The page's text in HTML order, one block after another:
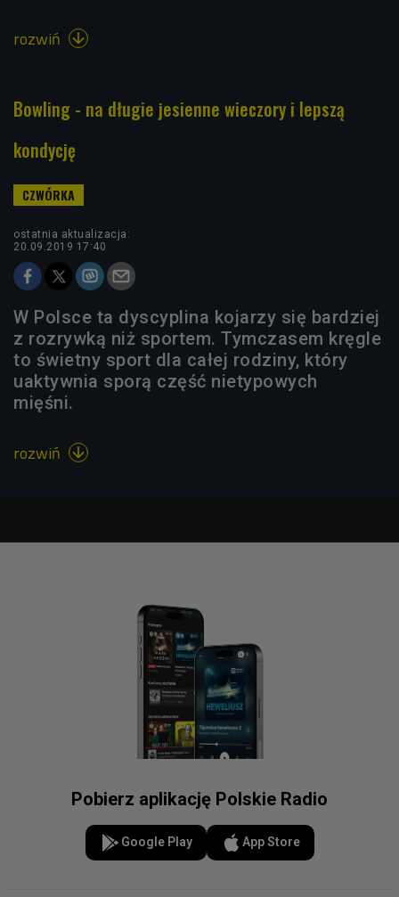
rozwiń 
Bowling - na długie jesienne wieczory i lepszą
kondycję
ostatnia aktualizacja:
20.09.2019 17:40
W Polsce ta dyscyplina kojarzy się bardziej
z rozrywką niż sportem. Tymczasem kręgle
to świetny sport dla całej rodziny, który
uaktywnia sporą część nietypowych
mięśni.
rozwiń 
Pobierz aplikację Polskie Radio
Google Play App Store